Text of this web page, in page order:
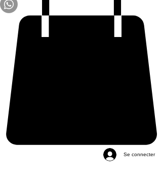
Se connecter